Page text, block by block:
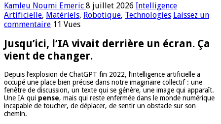
Kamleu Noumi Emeric 8 juillet 2026 Intelligence
Artificielle, Matériels, Robotique, Technologies Laissez un
commentaire 11 Vues
Jusqu’ici, l’IA vivait derrière un écran. Ça
vient de changer.
Depuis l’explosion de ChatGPT fin 2022, l’intelligence artificielle a
occupé une place bien précise dans notre imaginaire collectif : une
fenêtre de discussion, un texte qui se génère, une image qui apparaît.
Une IA qui pense, mais qui reste enfermée dans le monde numérique
incapable de toucher, de déplacer, de sentir un obstacle sur son
chemin.